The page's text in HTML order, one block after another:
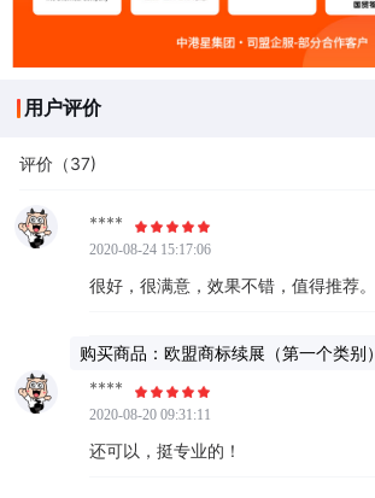
用户评价
评价（37)
****
2020-08-24 15:17:06
很好，很满意，效果不错，值得推荐。
购买商品：欧盟商标续展（第一个类别）
****
2020-08-20 09:31:11
还可以，挺专业的！